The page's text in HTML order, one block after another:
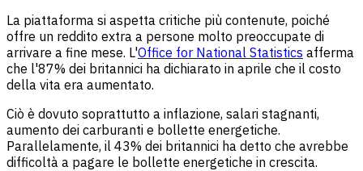
La piattaforma si aspetta critiche più contenute, poiché
offre un reddito extra a persone molto preoccupate di
arrivare a fine mese. L'Office for National Statistics afferma
che l'87% dei britannici ha dichiarato in aprile che il costo
della vita era aumentato.
Ciò è dovuto soprattutto a inflazione, salari stagnanti,
aumento dei carburanti e bollette energetiche.
Parallelamente, il 43% dei britannici ha detto che avrebbe
difficoltà a pagare le bollette energetiche in crescita.